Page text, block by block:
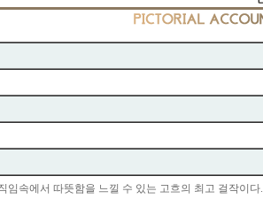
속에서 따뜻함을 느낄 수 있는 고흐의 최고 걸작이다.